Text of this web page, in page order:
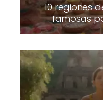
10 regiones
famosas